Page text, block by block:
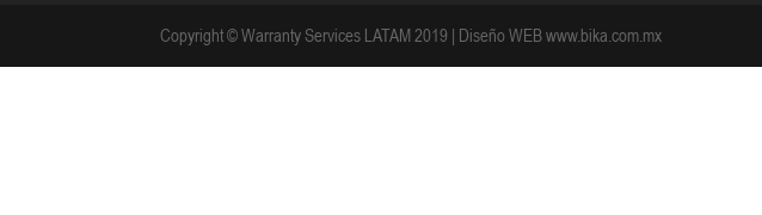
Copyright © Warranty Services LATAM 2019 | Diseño WEB www.bika.com.mx